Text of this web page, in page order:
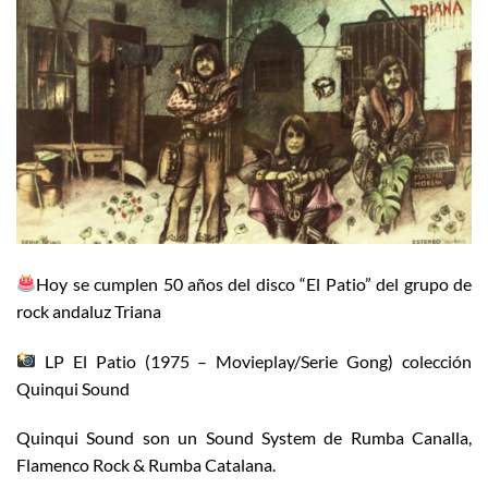
Hoy se cumplen 50 años del disco “El Patio” del grupo de
rock andaluz Triana
LP El Patio (1975 – Movieplay/Serie Gong) colección
Quinqui Sound
Quinqui Sound son un Sound System de Rumba Canalla,
Flamenco Rock & Rumba Catalana.